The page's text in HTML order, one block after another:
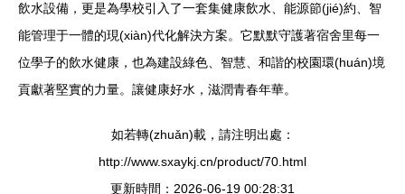
飲水設備，更是為學校引入了一套集健康飲水、能源節(jié)約、智
能管理于一體的現(xiàn)代化解決方案。它默默守護著宿舍里每一
位學子的飲水健康，也為建設綠色、智慧、和諧的校園環(huán)境
貢獻著堅實的力量。讓健康好水，滋潤青春年華。
如若轉(zhuǎn)載，請注明出處：
http://www.sxaykj.cn/product/70.html
更新時間：2026-06-19 00:28:31